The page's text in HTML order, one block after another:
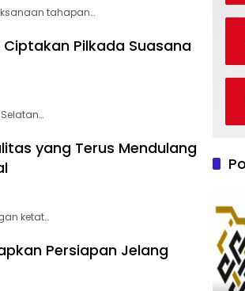
tahapan…
Pilkada Suasana
Selatan…
yang Terus Mendulang
ketat…
Persiapan Jelang